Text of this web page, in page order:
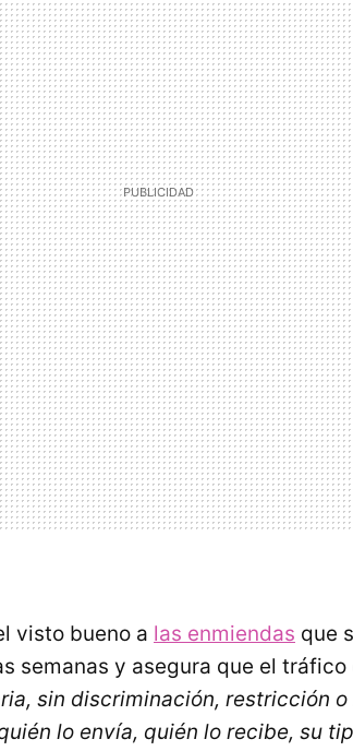
visto bueno a las enmiendas que
semanas y asegura que el tráfico
sin discriminación, restricción
lo envía, quién lo recibe, su